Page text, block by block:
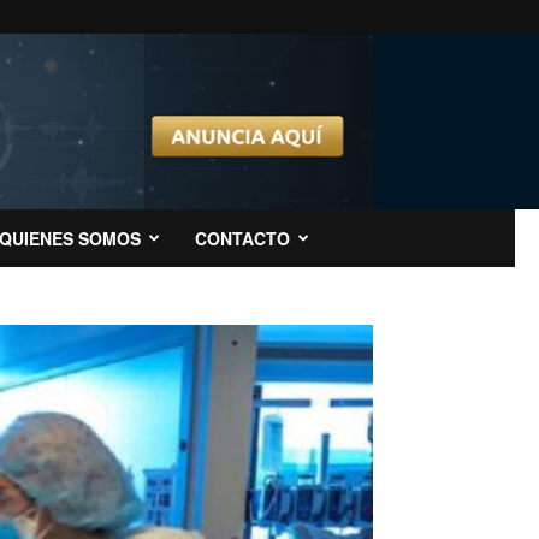
QUIENES SOMOS CONTACTO